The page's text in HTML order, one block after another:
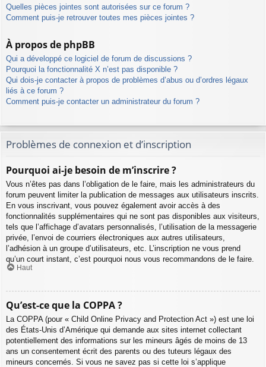
Quelles pièces jointes sont autorisées sur ce forum ?
Comment puis-je retrouver toutes mes pièces jointes ?
À propos de phpBB
Qui a développé ce logiciel de forum de discussions ?
Pourquoi la fonctionnalité X n’est pas disponible ?
Qui dois-je contacter à propos de problèmes d’abus ou d’ordres légaux
liés à ce forum ?
Comment puis-je contacter un administrateur du forum ?
Problèmes de connexion et d’inscription
Pourquoi ai-je besoin de m’inscrire ?
Vous n’êtes pas dans l’obligation de le faire, mais les administrateurs du
forum peuvent limiter la publication de messages aux utilisateurs inscrits.
En vous inscrivant, vous pouvez également avoir accès à des
fonctionnalités supplémentaires qui ne sont pas disponibles aux visiteurs,
tels que l’affichage d’avatars personnalisés, l’utilisation de la messagerie
privée, l’envoi de courriers électroniques aux autres utilisateurs,
l’adhésion à un groupe d’utilisateurs, etc. L’inscription ne vous prend
qu’un court instant, c’est pourquoi nous vous recommandons de le faire.
Haut
Qu’est-ce que la COPPA ?
La COPPA (pour « Child Online Privacy and Protection Act ») est une loi
des États-Unis d’Amérique qui demande aux sites internet collectant
potentiellement des informations sur les mineurs âgés de moins de 13
ans un consentement écrit des parents ou des tuteurs légaux des
mineurs concernés. Si vous ne savez pas si cette loi s’applique